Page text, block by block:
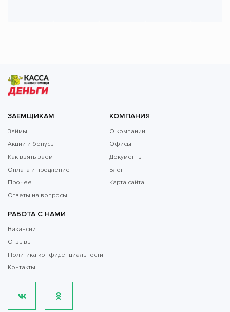
ЗАЕМЩИКАМ
Займы
Акции и бонусы
Как взять заём
Оплата и продление
Прочее
Ответы на вопросы
КОМПАНИЯ
О компании
Офисы
Документы
Блог
Карта сайта
РАБОТА С НАМИ
Вакансии
Отзывы
Политика конфиденциальности
Контакты